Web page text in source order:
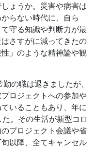
ょうか。災害や病害は
らない時代に、自ら
守る知識や判断力が最
さすがに減ってきたの
」のような精神論や観
の職は退きましたが、
ロジェクトへの参加や
いることもあり、年に
。その生活が新型コロ
プロジェクト会議や省
以降、全てキャンセル